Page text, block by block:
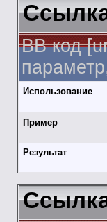
BB код
Использование
Пример
Результат